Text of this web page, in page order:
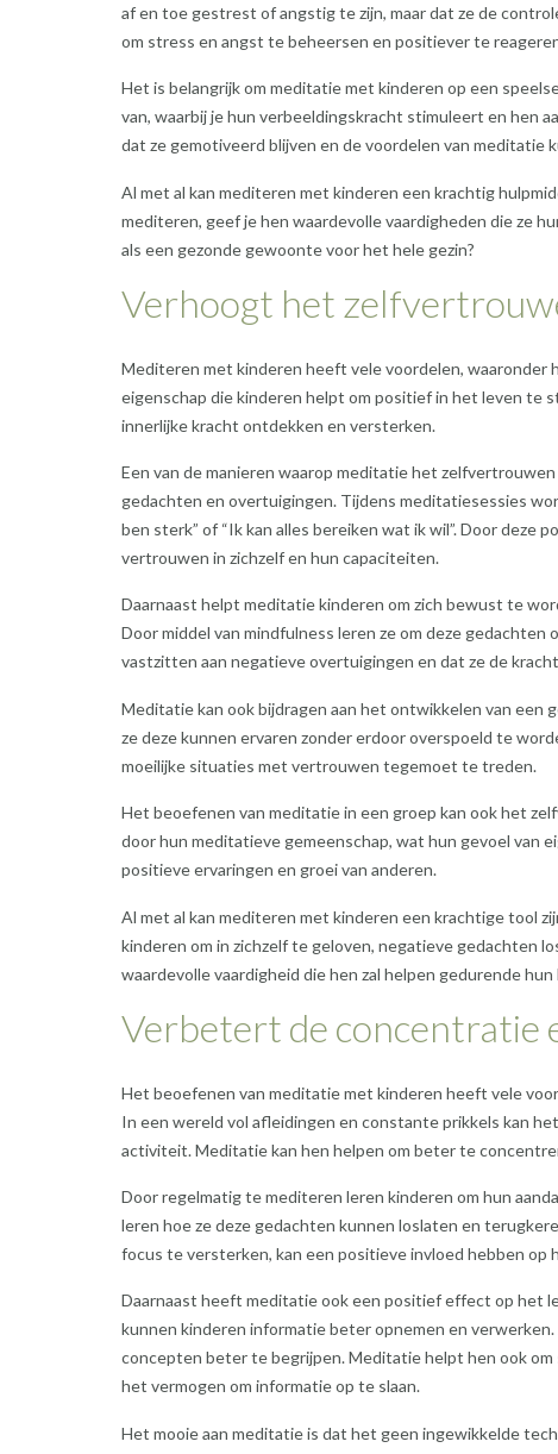
af en toe gestrest of angstig te zijn, maar dat ze de
om stress en angst te beheersen en positiever te
Het is belangrijk om meditatie met kinderen op een
van, waarbij je hun verbeeldingskracht stimuleert en hen
dat ze gemotiveerd blijven en de voordelen van meditatie
Al met al kan mediteren met kinderen een krachtig
mediteren, geef je hen waardevolle vaardigheden die ze
als een gezonde gewoonte voor het hele gezin?
Verhoogt het
Mediteren met kinderen heeft vele voordelen,
eigenschap die kinderen helpt om positief in het leven te
innerlijke kracht ontdekken en versterken.
Een van de manieren waarop meditatie het
gedachten en overtuigingen. Tijdens meditatiesessies
ben sterk” of “Ik kan alles bereiken wat ik wil”. Door
vertrouwen in zichzelf en hun capaciteiten.
Daarnaast helpt meditatie kinderen om zich bewust te
Door middel van mindfulness leren ze om deze
vastzitten aan negatieve overtuigingen en dat ze de
Meditatie kan ook bijdragen aan het ontwikkelen van een
ze deze kunnen ervaren zonder erdoor overspoeld te
moeilijke situaties met vertrouwen tegemoet te treden.
Het beoefenen van meditatie in een groep kan ook het
door hun meditatieve gemeenschap, wat hun gevoel van
positieve ervaringen en groei van anderen.
Al met al kan mediteren met kinderen een krachtige tool
kinderen om in zichzelf te geloven, negatieve gedachten
waardevolle vaardigheid die hen zal helpen gedurende hun
Verbetert de concentratie
Het beoefenen van meditatie met kinderen heeft vele
In een wereld vol afleidingen en constante prikkels kan
activiteit. Meditatie kan hen helpen om beter te
Door regelmatig te mediteren leren kinderen om hun
leren hoe ze deze gedachten kunnen loslaten en
focus te versterken, kan een positieve invloed hebben
Daarnaast heeft meditatie ook een positief effect op het
kunnen kinderen informatie beter opnemen en
concepten beter te begrijpen. Meditatie helpt hen ook
het vermogen om informatie op te slaan.
Het mooie aan meditatie is dat het geen ingewikkelde